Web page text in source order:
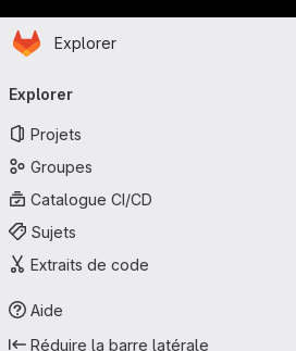
Passer au contenu principal
Page d'accueil
Explorer
principale
Explorer
Projets
Groupes
Catalogue CI/CD
Sujets
Extraits de code
Aide
Réduire la barre latérale